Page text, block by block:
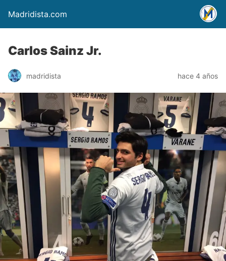
Madridista.com
Carlos Sainz Jr.
madridista hace 4 años